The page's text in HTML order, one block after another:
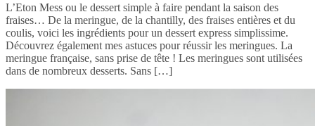
L’Eton Mess ou le dessert simple à faire pendant la saison des
fraises… De la meringue, de la chantilly, des fraises entières et du
coulis, voici les ingrédients pour un dessert express simplissime.
Découvrez également mes astuces pour réussir les meringues. La
meringue française, sans prise de tête ! Les meringues sont utilisées
dans de nombreux desserts. Sans […]